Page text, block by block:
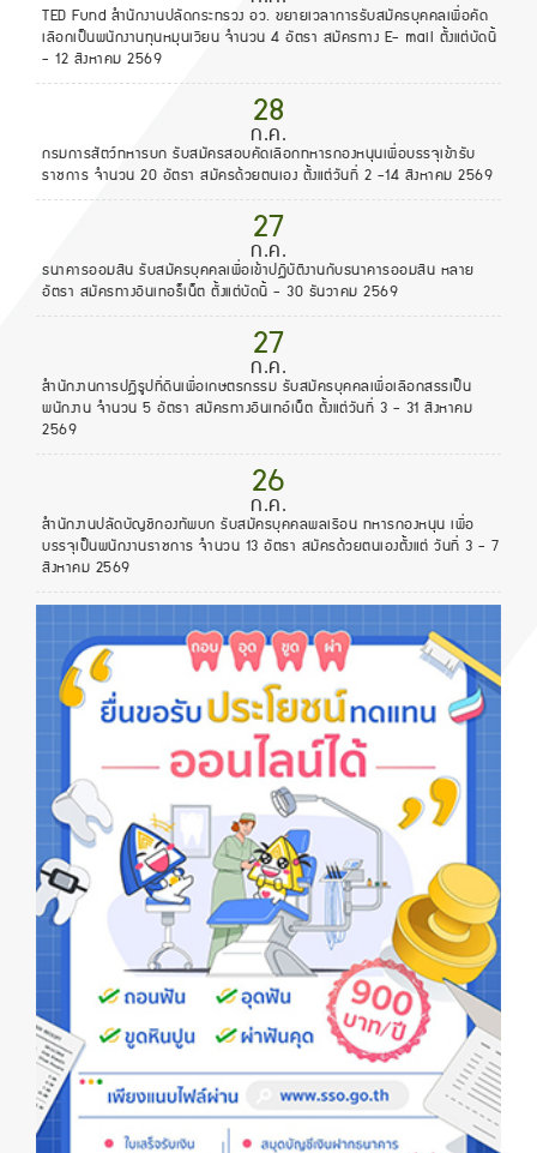
TED Fund สำนักงานปลัดกระทรวง อว. ขยายเวลาการรับสมัครบุคคลเพื่อคัด
เลือกเป็นพนักงานทุนหมุนเวียน จำนวน 4 อัตรา สมัครทาง E- mail ตั้งแต่บัดนี้
- 12 สิงหาคม 2569
28
ก.ค.
กรมการสัตว์ทหารบก รับสมัครสอบคัดเลือกทหารกองหนุนเพื่อบรรจุเข้ารับ
ราชการ จำนวน 20 อัตรา สมัครด้วยตนเอง ตั้งแต่วันที่ 2 -14 สิงหาคม 2569
27
ก.ค.
ธนาคารออมสิน รับสมัครบุคคลเพื่อเข้าปฏิบัติงานกับธนาคารออมสิน หลาย
อัตรา สมัครทางอินเทอร็เน็ต ตั้งแต่บัดนี้ - 30 ธันวาคม 2569
27
ก.ค.
สำนักงานการปฏิรูปที่ดินเพื่อเกษตรกรรม รับสมัครบุคคลเพื่อเลือกสรรเป็น
พนักงาน จำนวน 5 อัตรา สมัครทางอินเทอ์เน็ต ตั้งแต่วันที่ 3 - 31 สิงหาคม
2569
26
ก.ค.
สำนักงานปลัดบัญชีกองทัพบก รับสมัครบุคคลพลเรือน ทหารกองหนุน เพื่อ
บรรจุเป็นพนักงานราชการ จำนวน 13 อัตรา สมัครด้วยตนเองตั้งแต่ วันที่ 3 - 7
สิงหาคม 2569